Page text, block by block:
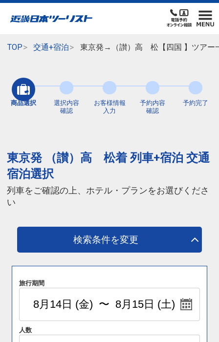
TOP 交通+宿泊 東京発→（讃）高 松【四国 】ツアー
商品選択
選択内容
確認
お客様情報
入力
予約内容
確認
予約完了
東京発 （讃）高 松着 列車+宿泊 交通
宿泊選択
列車をご確認の上、ホテル・プランをお選びくださ
い
検索条件を変更
旅行期間
人数